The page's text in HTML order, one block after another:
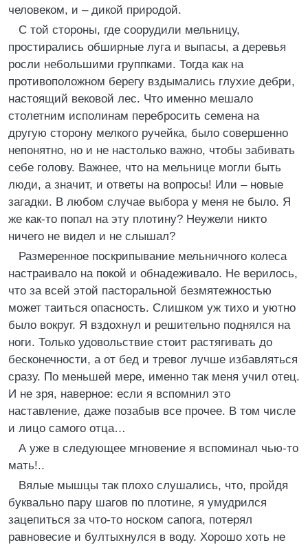
человеком, и – дикой природой.
С той стороны, где соорудили мельницу,
простирались обширные луга и выпасы, а деревья
росли небольшими группками. Тогда как на
противоположном берегу вздымались глухие дебри,
настоящий вековой лес. Что именно мешало
столетним исполинам перебросить семена на
другую сторону мелкого ручейка, было совершенно
непонятно, но и не настолько важно, чтобы забивать
себе голову. Важнее, что на мельнице могли быть
люди, а значит, и ответы на вопросы! Или – новые
загадки. В любом случае выбора у меня не было. Я
же как-то попал на эту плотину? Неужели никто
ничего не видел и не слышал?
Размеренное поскрипывание мельничного колеса
настраивало на покой и обнадеживало. Не верилось,
что за всей этой пасторальной безмятежностью
может таиться опасность. Слишком уж тихо и уютно
было вокруг. Я вздохнул и решительно поднялся на
ноги. Только удовольствие стоит растягивать до
бесконечности, а от бед и тревог лучше избавляться
сразу. По меньшей мере, именно так меня учил отец.
И не зря, наверное: если я вспомнил это
наставление, даже позабыв все прочее. В том числе
и лицо самого отца…
А уже в следующее мгновение я вспоминал чью-то
мать!..
Вялые мышцы так плохо слушались, что, пройдя
буквально пару шагов по плотине, я умудрился
зацепиться за что-то носком сапога, потерял
равновесие и бултыхнулся в воду. Хорошо хоть не